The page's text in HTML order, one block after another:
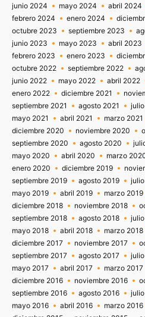
junio 2024
mayo 2024 abril 2024
febrero 2024
enero 2024
octubre 2023
septiembre 2023
junio 2023
mayo 2023 abril 2023
febrero 2023
enero 2023
octubre 2022
septiembre 2022
junio 2022
mayo 2022 abril 2022
enero 2022
diciembre 2021
septiembre 2021
agosto 2021
mayo 2021
abril 2021 marzo 2021
diciembre 2020
noviembre 2020
septiembre 2020
agosto 2020
mayo 2020
abril 2020 marzo
enero 2020
diciembre 2019
septiembre 2019
agosto 2019
mayo 2019
abril 2019 marzo 2019
diciembre 2018
noviembre 2018
septiembre 2018
agosto 2018
mayo 2018
abril 2018 marzo 2018
diciembre 2017
noviembre 2017
septiembre 2017
agosto 2017
mayo 2017
abril 2017 marzo 2017
diciembre 2016
noviembre 2016
septiembre 2016
agosto 2016
mayo 2016
abril 2016 marzo 2016